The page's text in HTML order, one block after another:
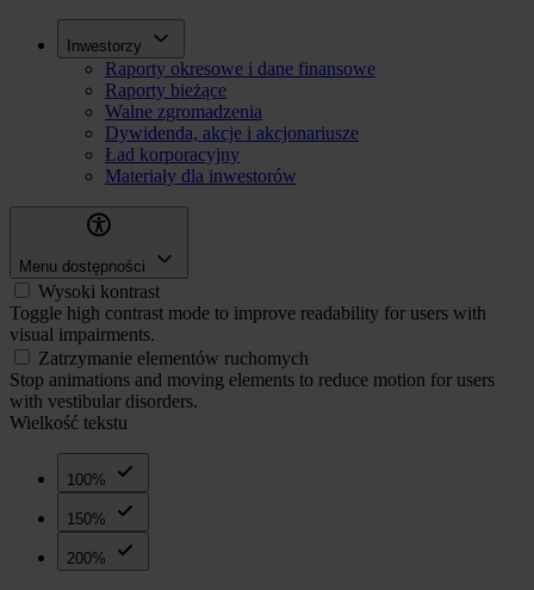
Inwestorzy
Raporty okresowe i dane finansowe
Raporty bieżące
Walne zgromadzenia
Dywidenda, akcje i akcjonariusze
Ład korporacyjny
Materiały dla inwestorów
Menu dostępności
Wysoki kontrast
Toggle high contrast mode to improve readability for users with
visual impairments.
Zatrzymanie elementów ruchomych
Stop animations and moving elements to reduce motion for users
with vestibular disorders.
Wielkość tekstu
100%
150%
200%